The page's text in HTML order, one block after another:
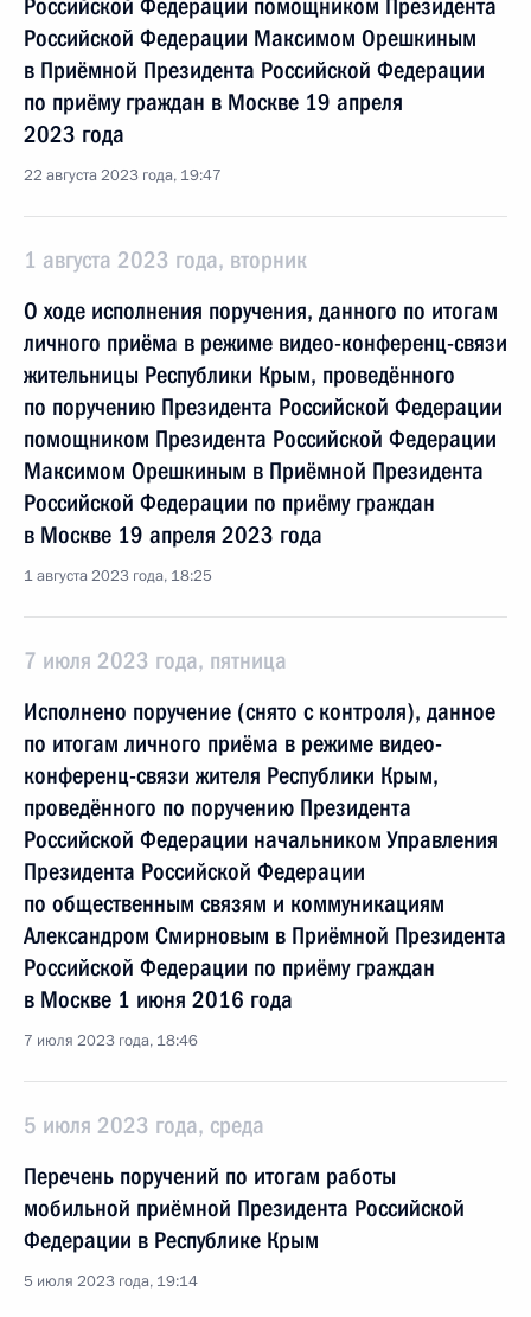
Российской Федерации помощником Президента
Российской Федерации Максимом Орешкиным
в Приёмной Президента Российской Федерации
по приёму граждан в Москве 19 апреля
2023 года
22 августа 2023 года, 19:47
1 августа 2023 года, вторник
О ходе исполнения поручения, данного по итогам
личного приёма в режиме видео-конференц-связи
жительницы Республики Крым, проведённого
по поручению Президента Российской Федерации
помощником Президента Российской Федерации
Максимом Орешкиным в Приёмной Президента
Российской Федерации по приёму граждан
в Москве 19 апреля 2023 года
1 августа 2023 года, 18:25
7 июля 2023 года, пятница
Исполнено поручение (снято с контроля), данное
по итогам личного приёма в режиме видео-
конференц-связи жителя Республики Крым,
проведённого по поручению Президента
Российской Федерации начальником Управления
Президента Российской Федерации
по общественным связям и коммуникациям
Александром Смирновым в Приёмной Президента
Российской Федерации по приёму граждан
в Москве 1 июня 2016 года
7 июля 2023 года, 18:46
5 июля 2023 года, среда
Перечень поручений по итогам работы
мобильной приёмной Президента Российской
Федерации в Республике Крым
5 июля 2023 года, 19:14